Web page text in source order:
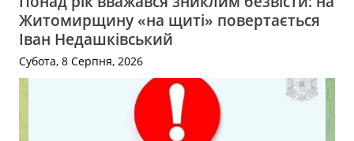
Житомирщину «на щиті» повертається
Іван Недашківський
Субота, 8 Серпня, 2026